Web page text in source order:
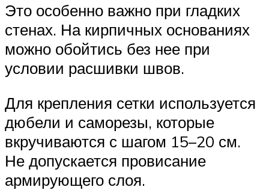
Это особенно важно при гладких
стенах. На кирпичных основаниях
можно обойтись без нее при
условии расшивки швов.
Для крепления сетки используется
дюбели и саморезы, которые
вкручиваются с шагом 15–20 см.
Не допускается провисание
армирующего слоя.